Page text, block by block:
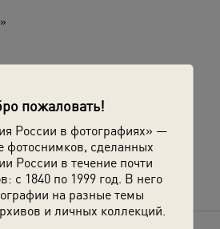
пожаловать!
России в фотографиях» —
фотоснимков, сделанных
России в течение почти
с 1840 по 1999 год. В него
на разные темы
и личных коллекций.
и выставка«Избранное из